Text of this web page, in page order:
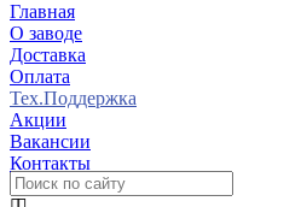
Главная
О заводе
Доставка
Оплата
Тех.Поддержка
Акции
Вакансии
Контакты